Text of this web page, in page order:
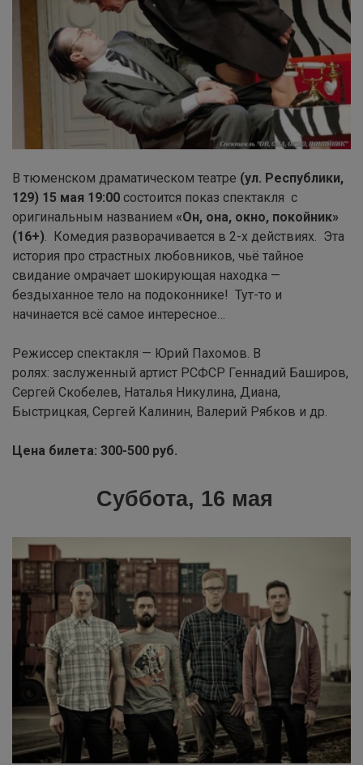
В тюменском драматическом театре (ул. Республики,
129) 15 мая 19:00 состоится показ спектакля с
оригинальным названием «Он, она, окно, покойник»
(16+). Комедия разворачивается в 2-х действиях. Эта
история про страстных любовников, чьё тайное
свидание омрачает шокирующая находка —
бездыханное тело на подоконнике! Тут-то и
начинается всё самое интересное…
Режиссер спектакля — Юрий Пахомов. В
ролях: заслуженный артист РСФСР Геннадий Баширов,
Сергей Скобелев, Наталья Никулина, Диана,
Быстрицкая, Сергей Калинин, Валерий Рябков и др.
Цена билета: 300-500 руб.
Суббота, 16 мая